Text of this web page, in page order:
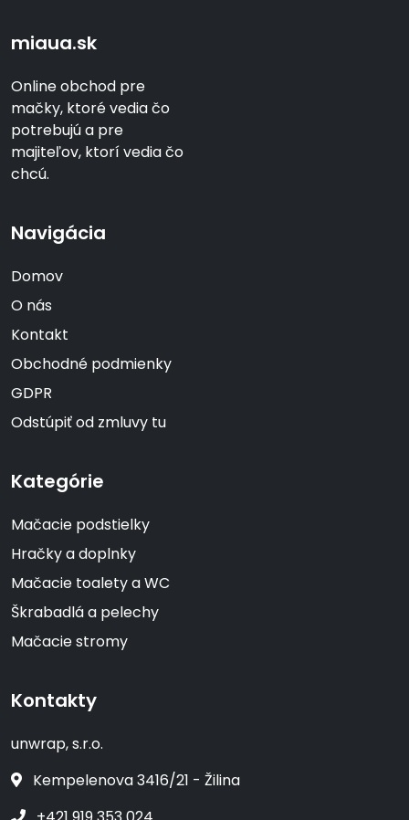
miaua.sk
Online obchod pre
mačky, ktoré vedia čo
potrebujú a pre
majiteľov, ktorí vedia čo
chcú.
Navigácia
Domov
O nás
Kontakt
Obchodné podmienky
GDPR
Odstúpiť od zmluvy tu
Kategórie
Mačacie podstielky
Hračky a doplnky
Mačacie toalety a WC
Škrabadlá a pelechy
Mačacie stromy
Kontakty
unwrap, s.r.o.
Kempelenova 3416/21 - Žilina